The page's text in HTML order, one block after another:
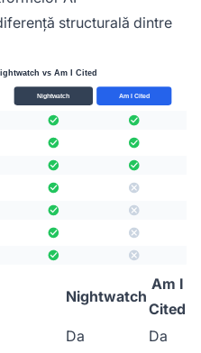
structurală dintre
Nightwatch
Am I
Cited
Da
Da